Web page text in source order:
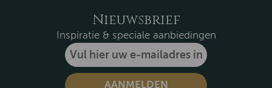
Nieuwsbrief
Inspiratie & speciale aanbiedingen